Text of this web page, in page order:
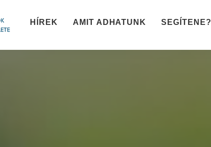
HÍREK AMIT ADHATUNK SEGÍTENE?